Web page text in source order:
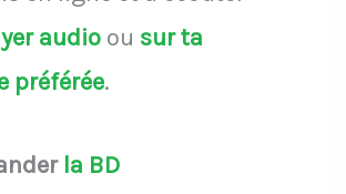
audio ou sur ta
préférée.
la BD